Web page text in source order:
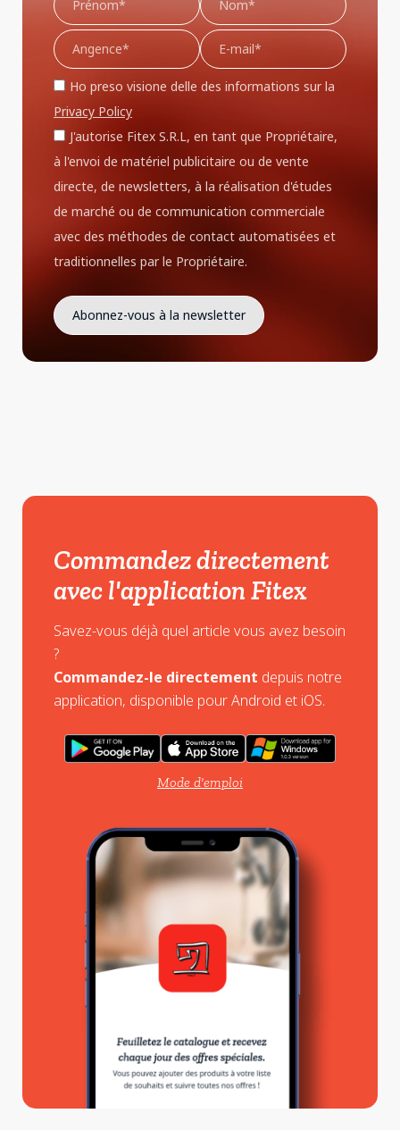
Ho preso visione delle des informations sur la
Privacy Policy
J'autorise Fitex S.R.L, en tant que Propriétaire,
à l'envoi de matériel publicitaire ou de vente
directe, de newsletters, à la réalisation d'études
de marché ou de communication commerciale
avec des méthodes de contact automatisées et
traditionnelles par le Propriétaire.
Commandez directement
avec l'application Fitex
Savez-vous déjà quel article vous avez besoin
?
Commandez-le directement depuis notre
application, disponible pour Android et iOS.
Mode d'emploi